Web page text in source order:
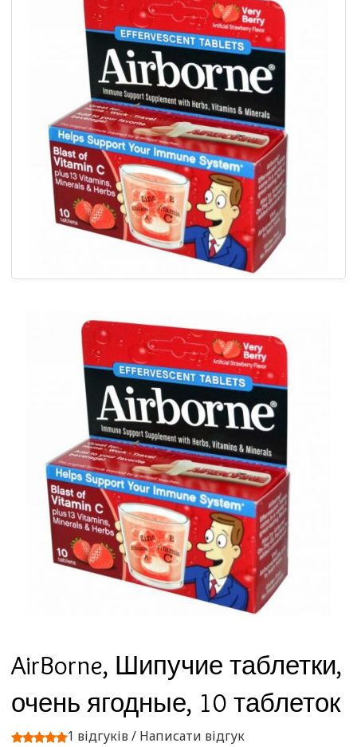
AirBorne, Шипучие таблетки,
очень ягодные, 10 таблеток
1 відгуків/ Написати відгук